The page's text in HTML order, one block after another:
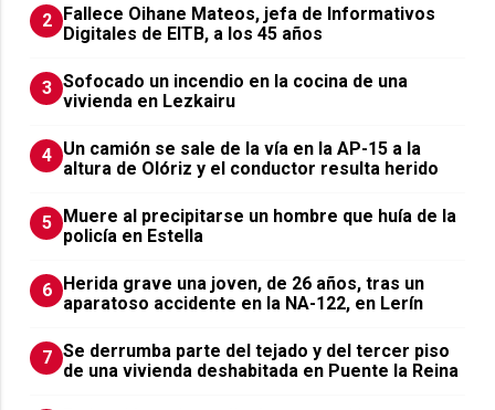
2 Fallece Oihane Mateos, jefa de Informativos
Digitales de EITB, a los 45 años
3 Sofocado un incendio en la cocina de una
vivienda en Lezkairu
4 Un camión se sale de la vía en la AP-15 a la
altura de Olóriz y el conductor resulta herido
5 Muere al precipitarse un hombre que huía de la
policía en Estella
6 Herida grave una joven, de 26 años, tras un
aparatoso accidente en la NA-122, en Lerín
7 Se derrumba parte del tejado y del tercer piso
de una vivienda deshabitada en Puente la Reina